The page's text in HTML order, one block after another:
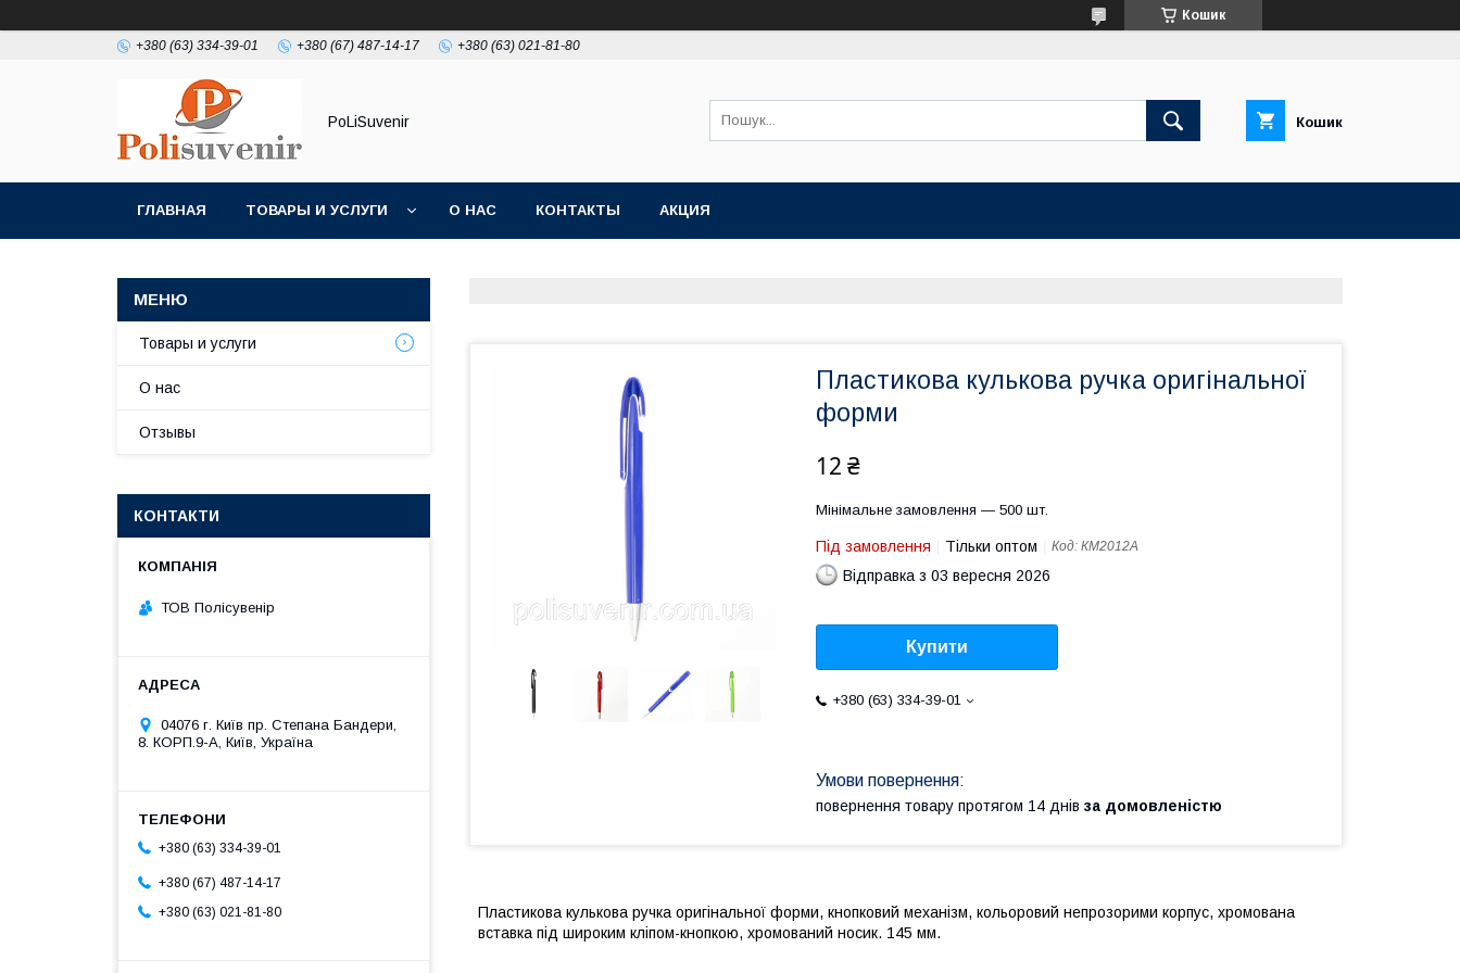
Кошик
+380 (63) 334-39-01 +380 (67) 487-14-17 +380 (63) 021-81-80
PoLiSuvenir Кошик
ГЛАВНАЯ ТОВАРЫ И УСЛУГИ О НАС КОНТАКТЫ АКЦИЯ
Пластикова кулькова ручка оригінальної
форми
12 ₴
Мінімальне замовлення — 500 шт.
Під замовлення Тільки оптом Код: КМ2012A
Відправка з 03 вересня 2026
Купити
+380 (63) 334-39-01
повернення товару протягом 14 днів за домовленістю
Пластикова кулькова ручка оригінальної форми, кнопковий механізм, кольоровий непрозорими корпус, хромована
вставка під широким кліпом-кнопкою, хромований носик. 145 мм.
Товары и услуги
О нас
Отзывы
КОНТАКТИ
ТОВ Полісувенір
04076 г. Київ пр. Степана Бандери,
8. КОРП.9-А, Київ, Україна
+380 (63) 334-39-01
+380 (67) 487-14-17
+380 (63) 021-81-80